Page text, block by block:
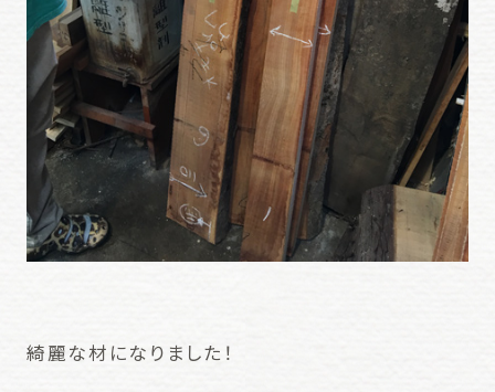
綺麗な材になりました！